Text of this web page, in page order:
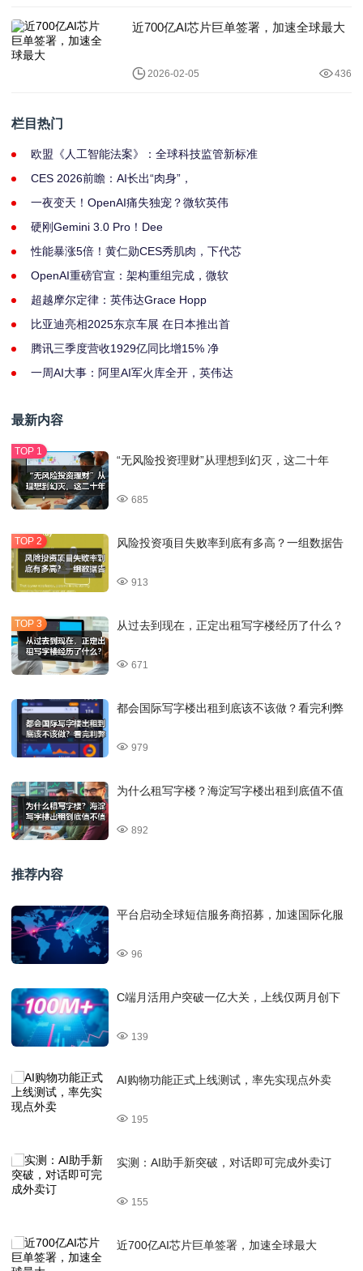
近700亿AI芯片巨单签署，加速全球最大
2026-02-05 436
栏目热门
欧盟《人工智能法案》：全球科技监管新标准
CES 2026前瞻：AI长出“肉身”，
一夜变天！OpenAI痛失独宠？微软英伟
硬刚Gemini 3.0 Pro！Dee
性能暴涨5倍！黄仁勋CES秀肌肉，下代芯
OpenAI重磅官宣：架构重组完成，微软
超越摩尔定律：英伟达Grace Hopp
比亚迪亮相2025东京车展 在日本推出首
腾讯三季度营收1929亿同比增15% 净
一周AI大事：阿里AI军火库全开，英伟达
最新内容
“无风险投资理财”从理想到幻灭，这二十年
685
风险投资项目失败率到底有多高？一组数据告
913
从过去到现在，正定出租写字楼经历了什么？
671
都会国际写字楼出租到底该不该做？看完利弊
979
为什么租写字楼？海淀写字楼出租到底值不值
892
推荐内容
平台启动全球短信服务商招募，加速国际化服
96
C端月活用户突破一亿大关，上线仅两月创下
139
AI购物功能正式上线测试，率先实现点外卖
195
实测：AI助手新突破，对话即可完成外卖订
155
近700亿AI芯片巨单签署，加速全球最大